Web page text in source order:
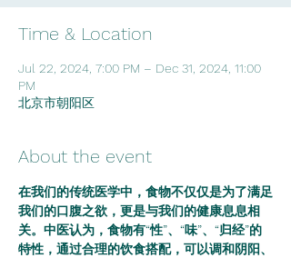
Time & Location
Jul 22, 2024, 7:00 PM – Dec 31, 2024, 11:00
PM
北京市朝阳区
About the event
在我们的传统医学中，食物不仅仅是为了满足
我们的口腹之欲，更是与我们的健康息息相
关。中医认为，食物有“性”、“味”、“归经”的
特性，通过合理的饮食搭配，可以调和阴阳、